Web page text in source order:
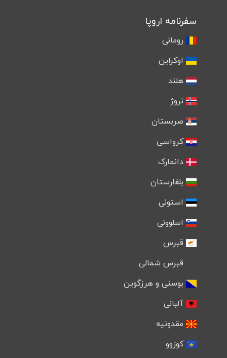
سفرنامه اروپا
رومانی
اوکراین
هلند
نروژ
صربستان
کرواسی
دانمارک
بلغارستان
استونی
اسلوونی
قبرس
قبرس شمالی
بوسنی و هرزگوین
آلبانی
مقدونیه
کوزوو